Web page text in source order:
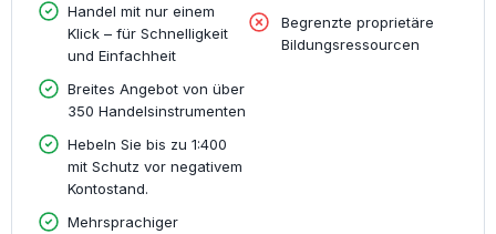
Handel mit nur einem
Klick – für Schnelligkeit
und Einfachheit
Breites Angebot von über
350 Handelsinstrumenten
Hebeln Sie bis zu 1:400
mit Schutz vor negativem
Kontostand.
Mehrsprachiger
Begrenzte proprietäre
Bildungsressourcen